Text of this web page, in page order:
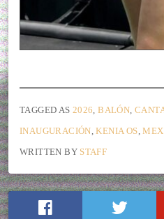
TAGGED AS 2026 ,BALÓN
INAUGURACIÓN ,KENIA OS ,
WRITTEN BY STAFF